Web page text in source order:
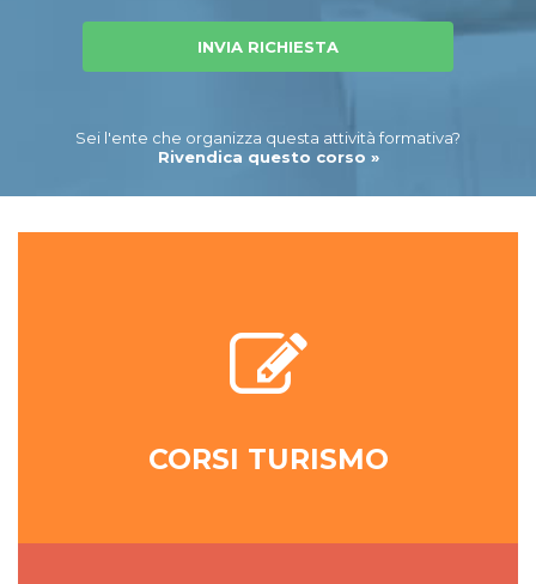
Sei l'ente che organizza questa attività formativa?
Rivendica questo corso »
CORSI TURISMO